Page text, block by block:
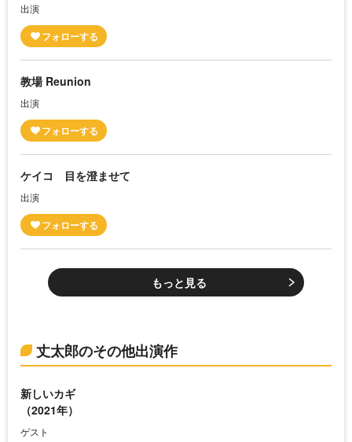
出演
教場 Reunion
出演
ケイコ 目を澄ませて
出演
もっと見る
丈太郎のその他出演作
新しいカギ
（2021年）
ゲスト